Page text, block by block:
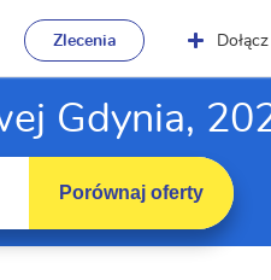
Zlecenia
Gdynia,
Porównaj oferty